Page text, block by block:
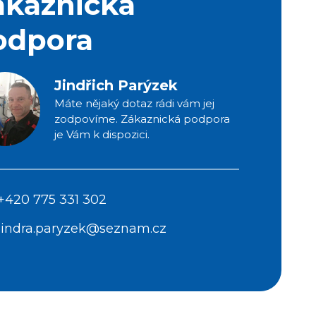
Jindřich Parýzek
Máte nějaký dotaz rádi vám jej
zodpovíme. Zákaznická podpora
je Vám k dispozici.
775 331 302